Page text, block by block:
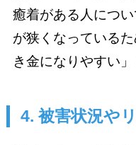
癒着がある人につ
が狭くなっている
き金になりやすい
4. 被害状況や